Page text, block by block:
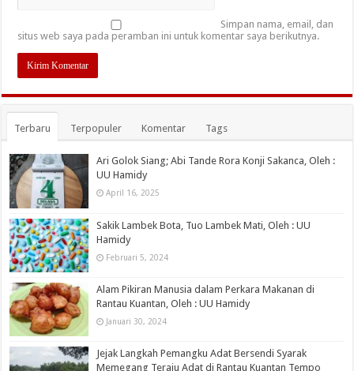
Simpan nama, email, dan
situs web saya pada peramban ini untuk komentar saya berikutnya.
Terbaru Terpopuler Komentar Tags
Ari Golok Siang; Abi Tande Rora Konji Sakanca, Oleh :
UU Hamidy
April 16, 2025
Sakik Lambek Bota, Tuo Lambek Mati, Oleh : UU
Hamidy
Februari 5, 2024
Alam Pikiran Manusia dalam Perkara Makanan di
Rantau Kuantan, Oleh : UU Hamidy
Januari 30, 2024
Jejak Langkah Pemangku Adat Bersendi Syarak
Memegang Teraju Adat di Rantau Kuantan Tempo